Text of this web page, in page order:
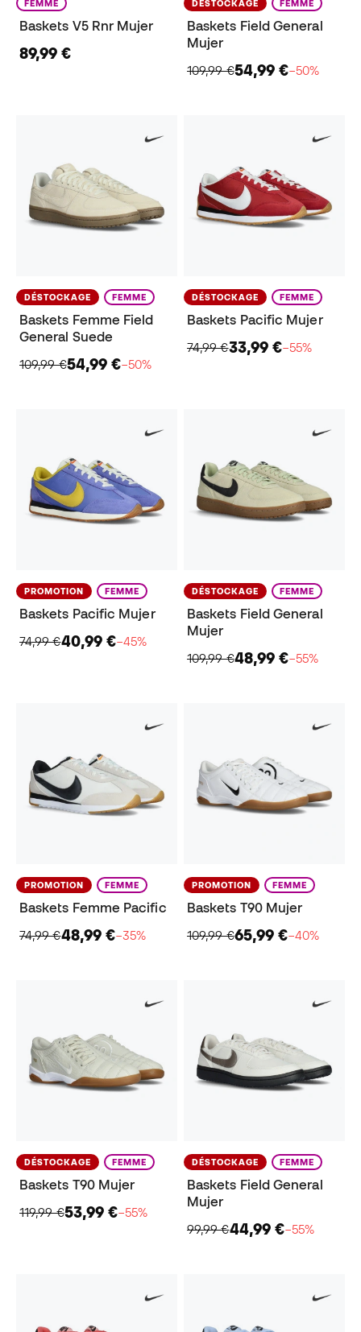
FEMME
Baskets V5 Rnr Mujer
89,99 €
DÉSTOCKAGE FEMME
Baskets Field General
Mujer
109,99 €54,99 €−50%
DÉSTOCKAGE FEMME
Baskets Femme Field
General Suede
109,99 €54,99 €−50%
DÉSTOCKAGE FEMME
Baskets Pacific Mujer
74,99 €33,99 €−55%
PROMOTION FEMME
Baskets Pacific Mujer
74,99 €40,99 €−45%
DÉSTOCKAGE FEMME
Baskets Field General
Mujer
109,99 €48,99 €−55%
PROMOTION FEMME
Baskets Femme Pacific
74,99 €48,99 €−35%
PROMOTION FEMME
Baskets T90 Mujer
109,99 €65,99 €−40%
DÉSTOCKAGE FEMME
Baskets T90 Mujer
119,99 €53,99 €−55%
DÉSTOCKAGE FEMME
Baskets Field General
Mujer
99,99 €44,99 €−55%